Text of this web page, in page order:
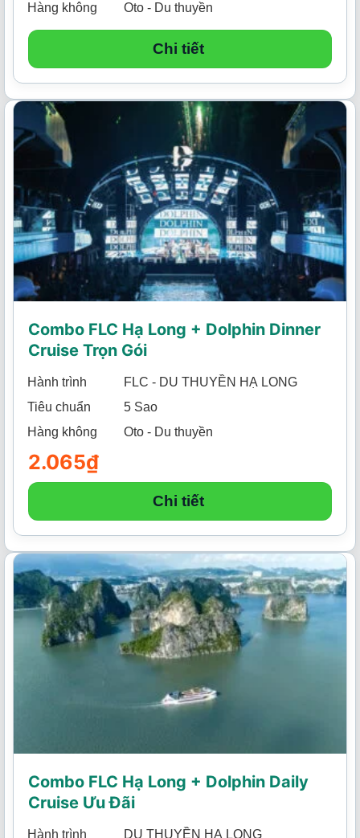
Hàng không
Oto - Du thuyền
Chi tiết
Combo FLC Hạ Long + Dolphin Dinner
Cruise Trọn Gói
Hành trình
FLC - DU THUYỀN HẠ LONG
Tiêu chuẩn
5 Sao
Hàng không
Oto - Du thuyền
2.065₫
Chi tiết
Combo FLC Hạ Long + Dolphin Daily
Cruise Ưu Đãi
Hành trình DU THUYỀN HẠ LONG